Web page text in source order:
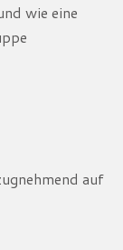
wie eine
auf